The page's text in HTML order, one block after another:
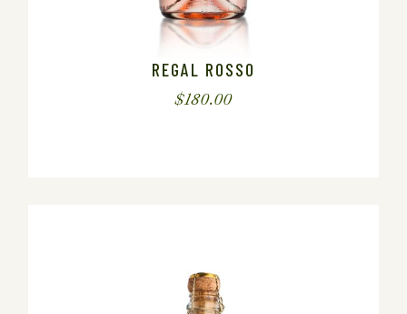
REGAL ROSSO
$180.00